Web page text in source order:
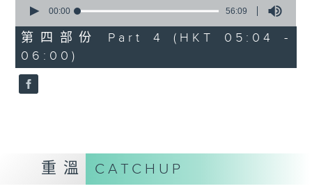
seconds
56
minutes,
9
seconds
00:00 56:09
第四部份 Part 4 (HKT 05:04 -
06:00)
重溫 CATCHUP